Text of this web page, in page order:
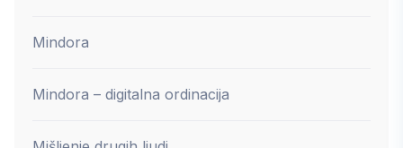
Mindora
Mindora – digitalna ordinacija